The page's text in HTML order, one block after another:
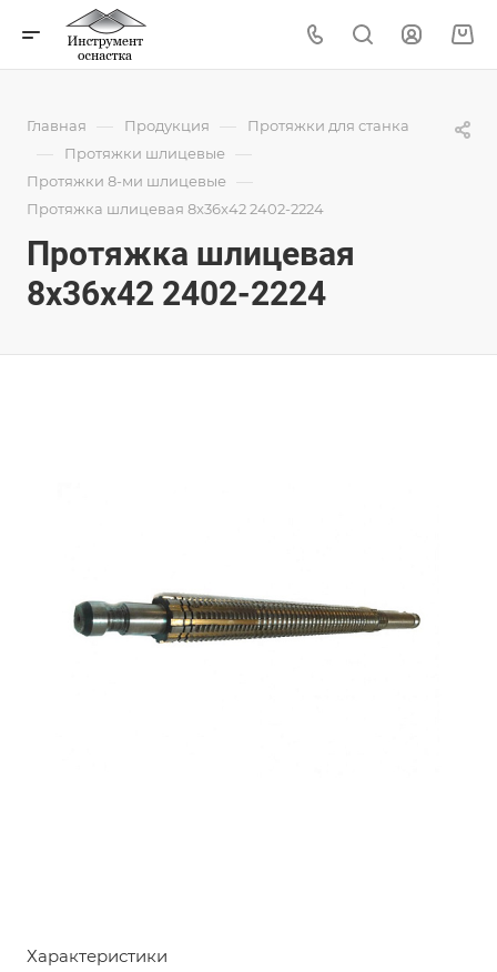
Главная — Продукция — Протяжки для станка
— Протяжки шлицевые —
Протяжки 8-ми шлицевые —
Протяжка шлицевая 8x36x42 2402-2224
Протяжка шлицевая
8x36x42 2402-2224
Характеристики